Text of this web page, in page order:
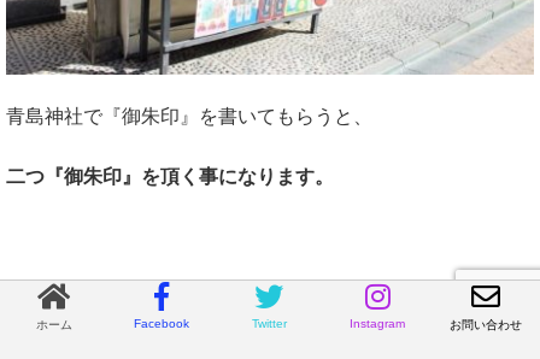
青島神社で『御朱印』を書いてもらうと、
二つ『御朱印』を頂く事になります。
一つは『青島神社』 のもの
ホーム Facebook Twitter Instagram お問い合わせ